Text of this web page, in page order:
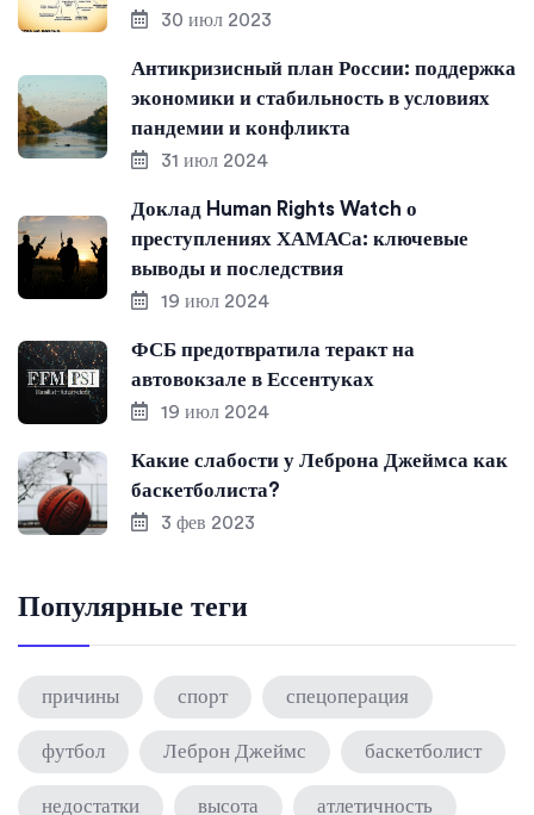
30 июл 2023
Антикризисный план России: поддержка
экономики и стабильность в условиях
пандемии и конфликта
31 июл 2024
Доклад Human Rights Watch о
преступлениях ХАМАСа: ключевые
выводы и последствия
19 июл 2024
ФСБ предотвратила теракт на
автовокзале в Ессентуках
19 июл 2024
Какие слабости у Леброна Джеймса как
баскетболиста?
3 фев 2023
Популярные теги
причины спорт спецоперация
футбол Леброн Джеймс баскетболист
недостатки высота атлетичность